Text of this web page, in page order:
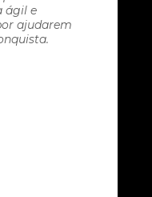
ágil e
ajudarem